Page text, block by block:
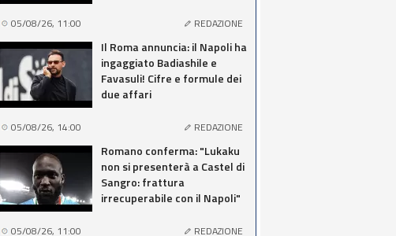
05/08/26, 11:00 REDAZIONE
Il Roma annuncia: il Napoli ha
ingaggiato Badiashile e
Favasuli! Cifre e formule dei
due affari
05/08/26, 14:00 REDAZIONE
Romano conferma: "Lukaku
non si presenterà a Castel di
Sangro: frattura
irrecuperabile con il Napoli"
05/08/26, 11:00 REDAZIONE